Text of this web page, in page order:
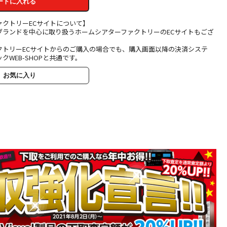
トリーECサイトについて】
ンドを中心に取り扱うホームシアターファクトリーのECサイトもござ
リーECサイトからのご購入の場合でも、購入画面以降の決済システ
WEB-SHOPと共通です。
お気に入り